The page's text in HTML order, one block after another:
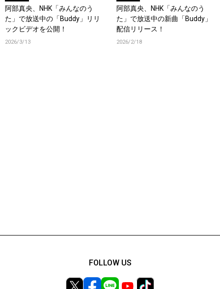
阿部真央、NHK「みんなのう
た」で放送中の「Buddy」リリ
ックビデオを公開！
2026/3/13
阿部真央、NHK「みんなのう
た」で放送中の新曲「Buddy」
配信リリース！
2026/2/18
FOLLOW US